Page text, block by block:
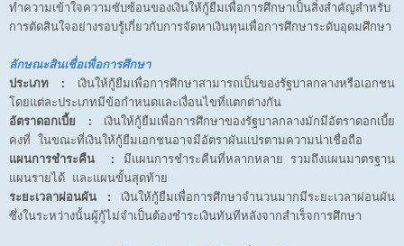
ทำความเข้าใจความซับซ้อนของเงินให้กู้ยืมเพื่อการศึกษาเป็นสิ่งสำคัญสำหรับ
การตัดสินใจอย่างรอบรู้เกี่ยวกับการจัดหาเงินทุนเพื่อการศึกษาระดับอุดมศึกษา
ลักษณะสินเชื่อเพื่อการศึกษา
ประเภท :
เงินให้กู้ยืมเพื่อการศึกษาสามารถเป็นของรัฐบาลกลางหรือเอกชน
โดยแต่ละประเภทมีข้อกำหนดและเงื่อนไขที่แตกต่างกัน
อัตราดอกเบี้ย :
เงินให้กู้ยืมเพื่อการศึกษาของรัฐบาลกลางมักมีอัตราดอกเบี้ย
คงที่ ในขณะที่เงินให้กู้ยืมเอกชนอาจมีอัตราผันแปรตามความน่าเชื่อถือ
แผนการชำระคืน :
มีแผนการชำระคืนที่หลากหลาย รวมถึงแผนมาตรฐาน
แผนรายได้ และแผนขั้นสุดท้าย
ระยะเวลาผ่อนผัน :
เงินให้กู้ยืมเพื่อการศึกษาจำนวนมากมีระยะเวลาผ่อนผัน
ซึ่งในระหว่างนั้นผู้กู้ไม่จำเป็นต้องชำระเงินทันทีหลังจากสำเร็จการศึกษา